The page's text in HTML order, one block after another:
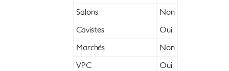
Salons Non
Cavistes Oui
Marchés Non
VPC Oui